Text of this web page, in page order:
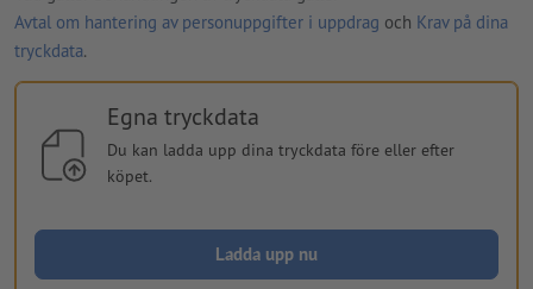
Avtal om hantering av personuppgifter i uppdrag och Krav på dina
tryckdata.
Egna tryckdata
Du kan ladda upp dina tryckdata före eller efter
köpet.
Ladda upp nu